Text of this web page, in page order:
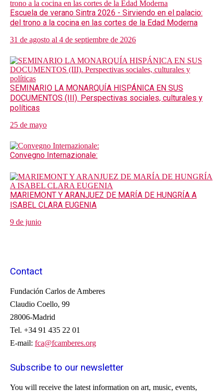
Escuela de verano Sintra 2026 - Sirviendo en el palacio:
del trono a la cocina en las cortes de la Edad Moderna
31 de agosto al 4 de septiembre de 2026
SEMINARIO LA MONARQUÍA HISPÁNICA EN SUS
DOCUMENTOS (III). Perspectivas sociales, culturales y
políticas
25 de mayo
Convegno Internazionale:
MARIEMONT Y ARANJUEZ DE MARÍA DE HUNGRÍA A
ISABEL CLARA EUGENIA
9 de junio
Contact
Fundación Carlos de Amberes
Claudio Coello, 99
28006-Madrid
Tel. +34 91 435 22 01
E-mail: fca@fcamberes.org
Subscribe to our newsletter
You will receive the latest information on art, music, events,